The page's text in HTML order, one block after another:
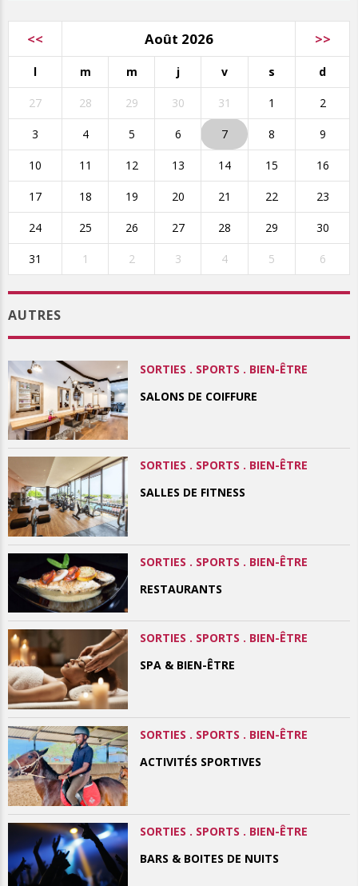
<< Août 2026 >>
l m m j v s d
27 28 29 30 31 1 2
3 4 5 6 7 8 9
10 11 12 13 14 15 16
17 18 19 20 21 22 23
24 25 26 27 28 29 30
31 1 2 3 4 5 6
AUTRES
SORTIES . SPORTS . BIEN-ÊTRE
SALONS DE COIFFURE
SORTIES . SPORTS . BIEN-ÊTRE
SALLES DE FITNESS
SORTIES . SPORTS . BIEN-ÊTRE
RESTAURANTS
SORTIES . SPORTS . BIEN-ÊTRE
SPA & BIEN-ÊTRE
SORTIES . SPORTS . BIEN-ÊTRE
ACTIVITÉS SPORTIVES
SORTIES . SPORTS . BIEN-ÊTRE
BARS & BOITES DE NUITS